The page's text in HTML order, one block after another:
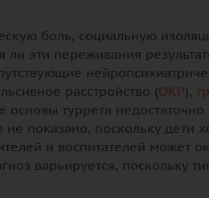
боль, социальную
эти переживания
расстройство (ОКР),
основы туррета
показано, поскольку дети
и воспитателей может
варьируется, поскольку